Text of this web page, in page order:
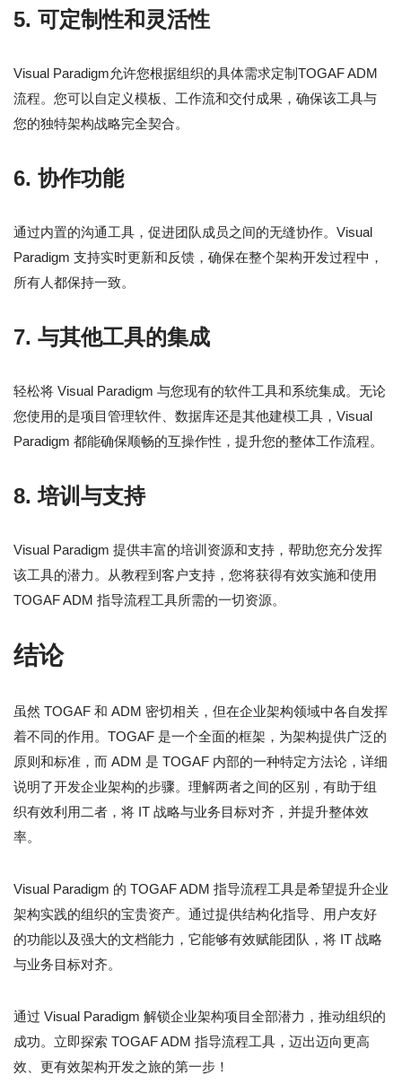
5. 可定制性和灵活性
Visual Paradigm允许您根据组织的具体需求定制TOGAF ADM
流程。您可以自定义模板、工作流和交付成果，确保该工具与
您的独特架构战略完全契合。
6. 协作功能
通过内置的沟通工具，促进团队成员之间的无缝协作。Visual
Paradigm 支持实时更新和反馈，确保在整个架构开发过程中，
所有人都保持一致。
7. 与其他工具的集成
轻松将 Visual Paradigm 与您现有的软件工具和系统集成。无论
您使用的是项目管理软件、数据库还是其他建模工具，Visual
Paradigm 都能确保顺畅的互操作性，提升您的整体工作流程。
8.培训与支持
Visual Paradigm 提供丰富的培训资源和支持，帮助您充分发挥
该工具的潜力。从教程到客户支持，您将获得有效实施和使用
TOGAF ADM 指导流程工具所需的一切资源。
结论
虽然 TOGAF 和 ADM 密切相关，但在企业架构领域中各自发挥
着不同的作用。TOGAF 是一个全面的框架，为架构提供广泛的
原则和标准，而 ADM 是 TOGAF 内部的一种特定方法论，详细
说明了开发企业架构的步骤。理解两者之间的区别，有助于组
织有效利用二者，将 IT 战略与业务目标对齐，并提升整体效
率。
Visual Paradigm 的 TOGAF ADM 指导流程工具是希望提升企业
架构实践的组织的宝贵资产。通过提供结构化指导、用户友好
的功能以及强大的文档能力，它能够有效赋能团队，将 IT 战略
与业务目标对齐。
通过 Visual Paradigm 解锁企业架构项目全部潜力，推动组织的
成功。立即探索 TOGAF ADM 指导流程工具，迈出迈向更高
效、更有效架构开发之旅的第一步！